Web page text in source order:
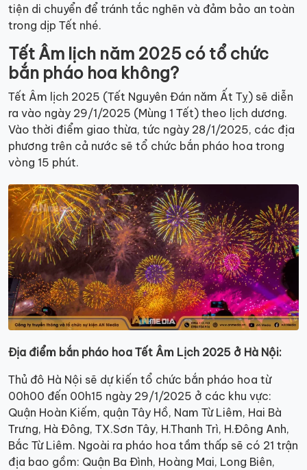
tiện di chuyển để tránh tắc nghẽn và đảm bảo an toàn
trong dịp Tết nhé.
Tết Âm lịch năm 2025 có tổ chức
bắn pháo hoa không?
Tết Âm lịch 2025 (Tết Nguyên Đán năm Ất Tỵ) sẽ diễn
ra vào ngày 29/1/2025 (Mùng 1 Tết) theo lịch dương.
Vào thời điểm giao thừa, tức ngày 28/1/2025, các địa
phương trên cả nước sẽ tổ chức bắn pháo hoa trong
vòng 15 phút.
Địa điểm bắn pháo hoa Tết Âm Lịch 2025 ở Hà Nội:
Thủ đô Hà Nội sẽ dự kiến tổ chức bắn pháo hoa từ
00h00 đến 00h15 ngày 29/1/2025 ở các khu vực:
Quận Hoàn Kiếm, quận Tây Hồ, Nam Từ Liêm, Hai Bà
Trưng, Hà Đông, TX.Sơn Tây, H.Thanh Trì, H.Đông Anh,
Bắc Từ Liêm. Ngoài ra pháo hoa tầm thấp sẽ có 21 trận
địa bao gồm: Quận Ba Đình, Hoàng Mai, Long Biên,